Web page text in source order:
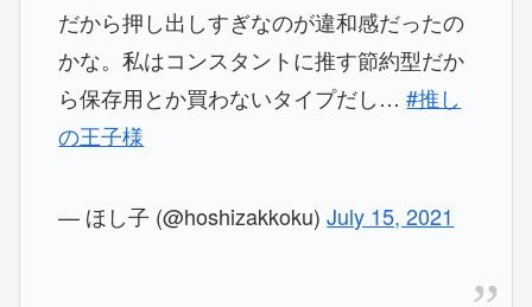
だから押し出しすぎなのが違和感だったの
かな。私はコンスタントに推す節約型だか
ら保存用とか買わないタイプだし…#推し
の王子様
— ほし子 (@hoshizakkoku)July 15, 2021